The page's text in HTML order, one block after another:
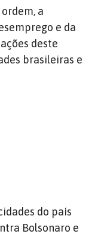
a
e da
deste
brasileiras e
do país
Bolsonaro e